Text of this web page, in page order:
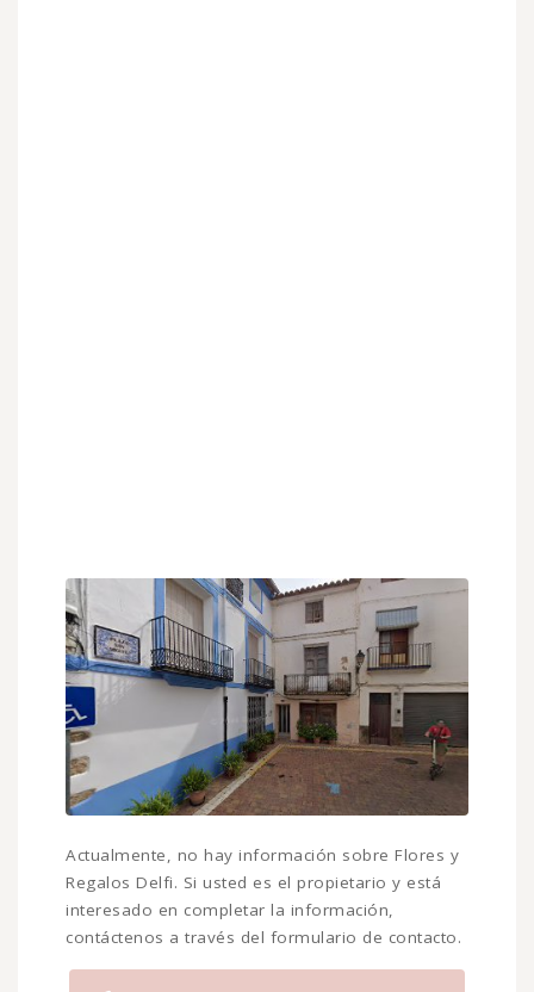
Actualmente, no hay información sobre Flores y
Regalos Delfi. Si usted es el propietario y está
interesado en completar la información,
contáctenos a través del formulario de contacto.